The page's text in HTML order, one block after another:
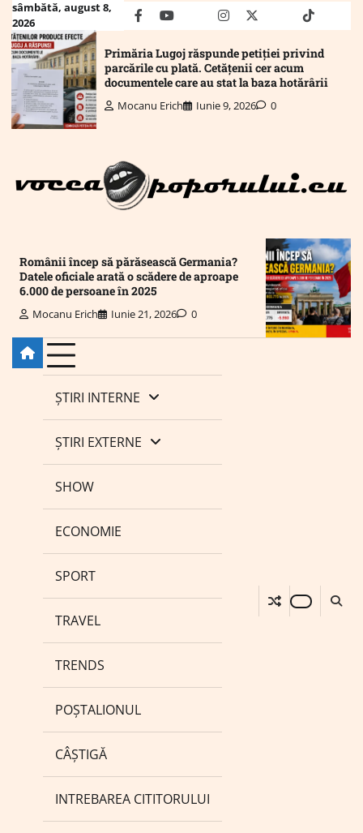
Skip
content
sâmbătă, august 8,
2026
facebookyoutubeMailinstagram
twitter truthtiktok
Primăria Lugoj răspunde petiției privind
parcările cu plată. Cetățenii cer acum
documentele care au stat la baza hotărârii
Mocanu Erich Iunie 9, 2026 0
Românii încep să părăsească Germania?
Datele oficiale arată o scădere de aproape
6.000 de persoane în 2025
Mocanu Erich Iunie 21, 2026 0
ȘTIRI INTERNE
ȘTIRI EXTERNE
SHOW
ECONOMIE
SPORT
TRAVEL
TRENDS
POȘTALIONUL
CÂȘTIGĂ
INTREBAREA CITITORULUI